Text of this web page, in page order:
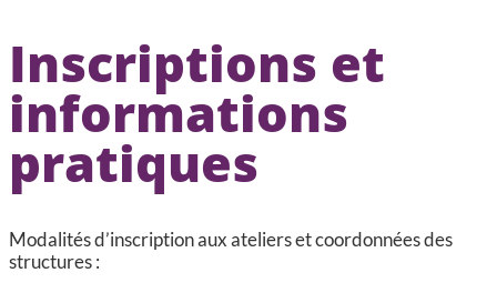
Inscriptions et
informations
pratiques
Modalités d’inscription aux ateliers et coordonnées des
structures :